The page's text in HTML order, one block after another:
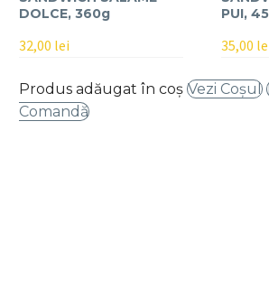
DOLCE, 360g
32,00 lei
PUI,
35,00
Produs adăugat în coș Vezi Coșul
Comandă